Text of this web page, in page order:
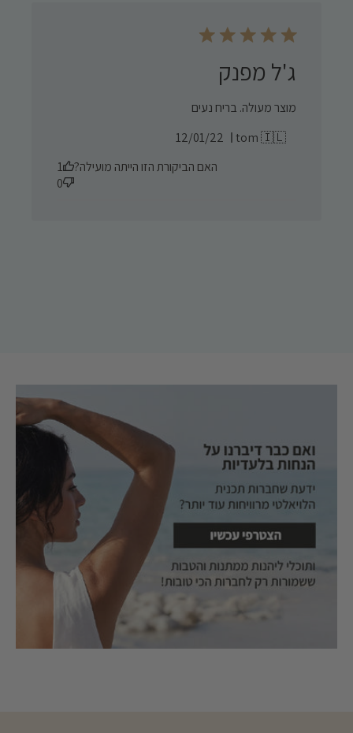
ג'ל מפנק
מוצר מעולה. בריח נעים
tom 🇮🇱
Published
12/01/22
האם הביקורת הזו הייתה מועילה?
1
0